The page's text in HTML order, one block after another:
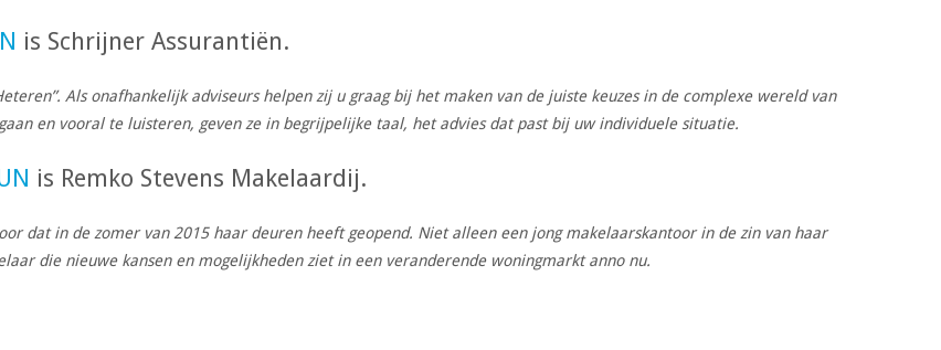
is Schrijner Assurantiën.
Als onafhankelijk adviseurs helpen zij u graag bij het maken van de juiste keuzes in de complexe wereld van
en vooral te luisteren, geven ze in begrijpelijke taal, het advies dat past bij uw individuele situatie.
is Remko Stevens Makelaardij.
dat in de zomer van 2015 haar deuren heeft geopend. Niet alleen een jong makelaarskantoor in de zin van haar
die nieuwe kansen en mogelijkheden ziet in een veranderende woningmarkt anno nu.